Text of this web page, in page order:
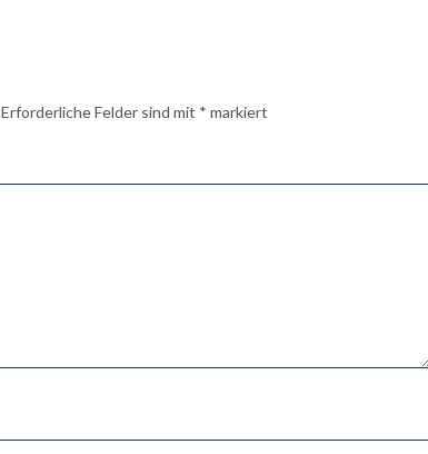
Erforderliche Felder sind mit * markiert